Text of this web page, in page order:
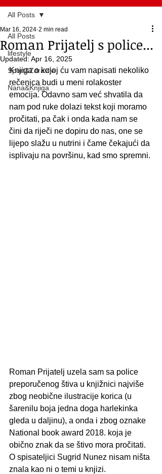
All Posts
lifestyle
Sport&Zdravlje
Nana&Knjiga
All Posts
Roman Prijatelj s police...
Mar 16, 2024 2 min read
Updated: Apr 16, 2025
Knjiga o kojoj ću vam napisati nekoliko
rečenica budi u meni rolakoster
emocija. Odavno sam već shvatila da
nam pod ruke dolazi tekst koji moramo
pročitati, pa čak i onda kada nam se
čini da riječi ne dopiru do nas, one se
lijepo slažu u nutrini i čame čekajući da
isplivaju na površinu, kad smo spremni.
Roman Prijatelj uzela sam sa police
preporučenog štiva u knjižnici najviše
zbog neobične ilustracije korica (u
šarenilu boja jedna doga harlekinka
gleda u daljinu), a onda i zbog oznake
National book award 2018. koja je
obično znak da se štivo mora pročitati.
O spisateljici Sugrid Nunez nisam ništa
znala kao ni o temi u knjizi.